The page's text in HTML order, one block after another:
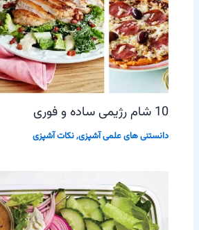
10 شام رژیمی ساده و فوری
دانستنی های علمی آشپزی,نکات آشپزی